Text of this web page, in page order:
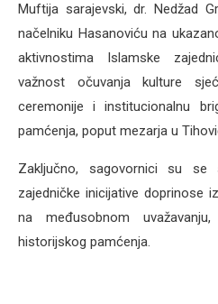
Muftija sarajevski, dr. Nedžad
načelniku Hasanoviću na
aktivnostima Islamske
važnost očuvanja kulture
ceremonije i institucionalnu
pamćenja, poput mezarja u
Zaključno, sagovornici su
zajedničke inicijative doprinose
na međusobnom
historijskog pamćenja.